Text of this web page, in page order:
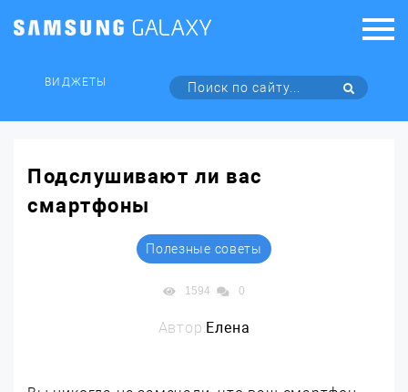
ВИДЖЕТЫ
Подслушивают ли вас
смартфоны
Полезные советы
1594 0
Автор:Елена